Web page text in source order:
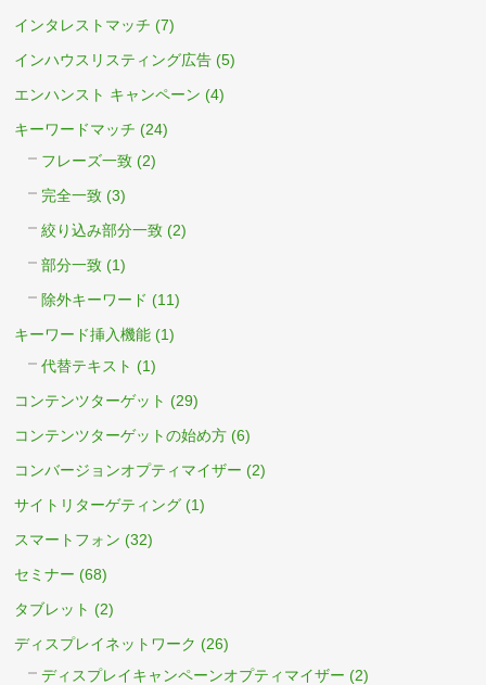
インタレストマッチ (7)
インハウスリスティング広告 (5)
エンハンスト キャンペーン (4)
キーワードマッチ (24)
フレーズ一致 (2)
完全一致 (3)
絞り込み部分一致 (2)
部分一致 (1)
除外キーワード (11)
キーワード挿入機能 (1)
代替テキスト (1)
コンテンツターゲット (29)
コンテンツターゲットの始め方 (6)
コンバージョンオプティマイザー (2)
サイトリターゲティング (1)
スマートフォン (32)
セミナー (68)
タブレット (2)
ディスプレイネットワーク (26)
ディスプレイキャンペーンオプティマイザー (2)